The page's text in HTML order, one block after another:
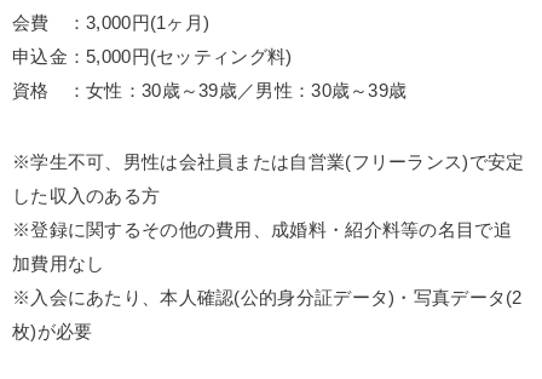
会費 ：3,000円(1ヶ月)
申込金：5,000円(セッティング料)
資格 ：女性：30歳～39歳／男性：30歳～39歳
※学生不可、男性は会社員または自営業(フリーランス)で安定
した収入のある方
※登録に関するその他の費用、成婚料・紹介料等の名目で追
加費用なし
※入会にあたり、本人確認(公的身分証データ)・写真データ(2
枚)が必要